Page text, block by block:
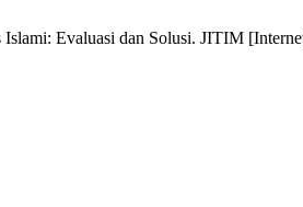
Evaluasi dan Solusi. JITIM